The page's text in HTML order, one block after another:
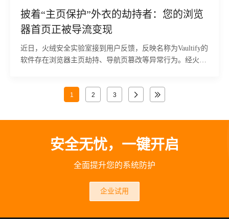
披着“主页保护”外衣的劫持者：您的浏览
器首页正被导流变现
近日，火绒安全实验室接到用户反馈，反映名称为Vaultify的
软件存在浏览器主页劫持、导航页篡改等异常行为。经火绒
接关闭界面后，软件会在系统中注册多个组件，并将相关
或任务栏启动浏览器时，软件会拦截浏览器启动流程，将浏
实现对该行为的拦截与查杀。
1 2 3
安全无忧，一键开启
全面提升您的系统防护
企业试用